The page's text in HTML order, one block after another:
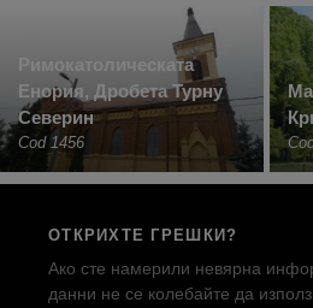
Римокатолическата
Енория, Дробета Турну
Северин
Cod 1456
ОТКРИХТЕ ГРЕШКИ?
Ако сте намерили невярна
данни не се колебайте да